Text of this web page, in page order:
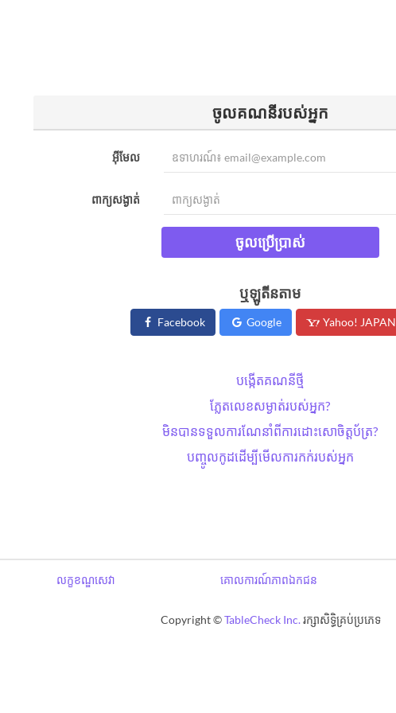
ចូល​គណនីរបស់អ្នក​
អ៊ីមែល
ពាក្យសង្ងាត់
ចូលប្រើប្រាស់
ឬឡូតីនតាម
Facebook Google Yahoo! JAPAN
បង្កើតគណនីថ្មី
ភ្លែតលេខសម្ងាត់​របស់អ្នក?
មិនបានទទួលការណែនាំពីការដោះសោ​ចិត្តប័ត្រ?
បញ្ចូលកូដដើម្បីមើលការកក់របស់អ្នក
លក្ខខណ្ឌសេវា គោលការណ៍ភាពឯកជន
Copyright ©TableCheck Inc.រក្សាសិទ្ធិគ្រប់ប្រភេទ